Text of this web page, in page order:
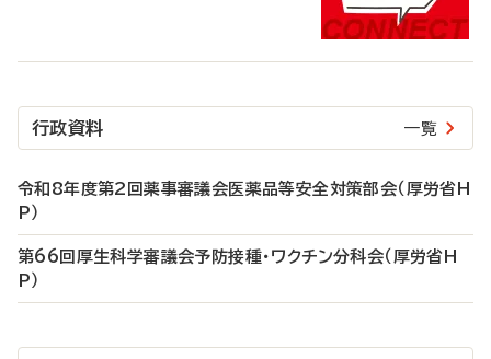
行政資料 一覧
令和8年度第2回薬事審議会医薬品等安全対策部会（厚労省H
P）
第66回厚生科学審議会予防接種・ワクチン分科会（厚労省H
P）